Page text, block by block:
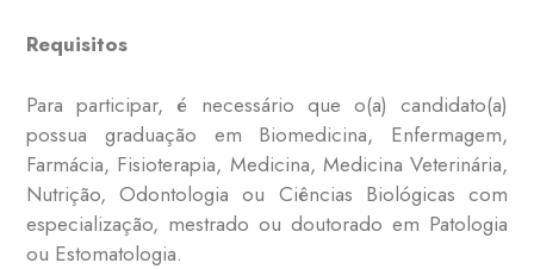
Requisitos
Para participar, é necessário que o(a) candidato(a)
possua graduação em Biomedicina, Enfermagem,
Farmácia, Fisioterapia, Medicina, Medicina Veterinária,
Nutrição, Odontologia ou Ciências Biológicas com
especialização, mestrado ou doutorado em Patologia
ou Estomatologia.